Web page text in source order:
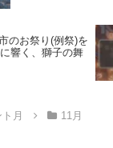
のお祭り(例祭)を
響く、獅子の舞
月 11月